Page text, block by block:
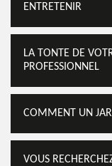
ENTRETENIR
LA TONTE DE
PROFESSIONNEL
COMMENT UN
VOUS